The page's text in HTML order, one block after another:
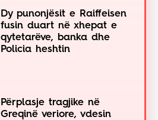
Dy punonjësit e Raiffeisen
fusin duart në xhepat e
qytetarëve, banka dhe
Policia heshtin
Përplasje tragjike në
Greqinë veriore, vdesin